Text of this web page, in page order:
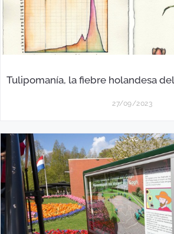
Tulipomanía, la fiebre holandesa
27/09/2023